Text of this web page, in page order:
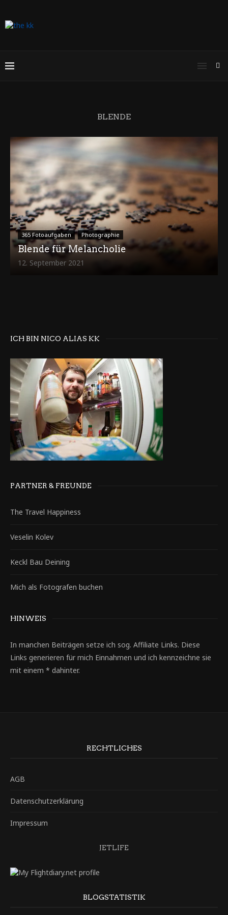
BLENDE
365 Fotoaufgaben Photographie
Blende für Melancholie
12. September 2021
ICH BIN NICO ALIAS KK
PARTNER & FREUNDE
The Travel Happiness
Veselin Kolev
Keckl Bau Deining
Mich als Fotografen buchen
HINWEIS
In manchen Beiträgen setze ich sog. Affiliate Links. Diese
Links generieren für mich Einnahmen und ich kennzeichne sie
mit einem * dahinter.
RECHTLICHES
AGB
Datenschutzerklärung
Impressum
JETLIFE
BLOGSTATISTIK